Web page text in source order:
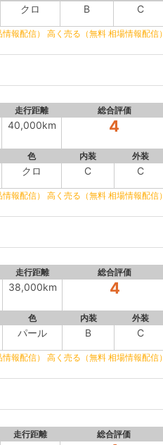
クロ B C
報配信） 高く売る（無料 相場情報配信）
走行距離 総合評価
40,000km 4
色 内装 外装
クロ C C
報配信） 高く売る（無料 相場情報配信）
走行距離 総合評価
38,000km 4
色 内装 外装
パール B C
報配信） 高く売る（無料 相場情報配信）
走行距離 総合評価